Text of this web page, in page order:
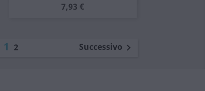
Prezzo
7,93 €
1 2 Successivo 